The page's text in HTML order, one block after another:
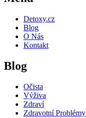
Detoxy.cz
Blog
O Nás
Kontakt
Blog
Očista
Výživa
Zdraví
Zdravotní Problémy